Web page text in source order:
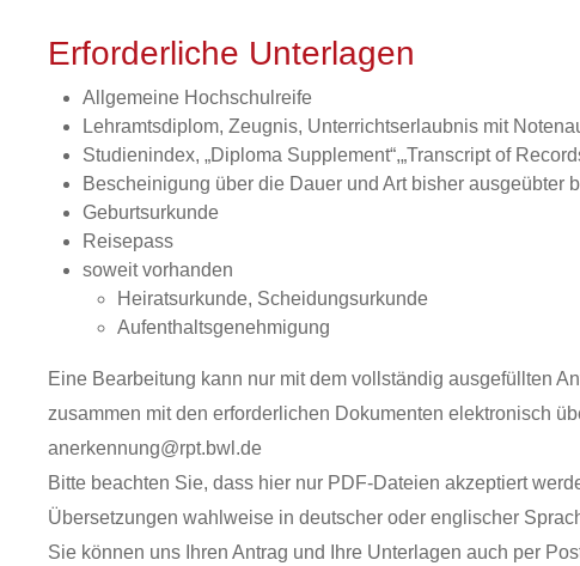
Erforderliche Unterlagen
Allgemeine Hochschulreife
Lehramtsdiplom, Zeugnis, Unterrichtserlaubnis mit
Studienindex, „Diploma Supplement“,„Transcript of
Bescheinigung über die Dauer und Art bisher
Geburtsurkunde
Reisepass
soweit vorhanden
Heiratsurkunde, Scheidungsurkunde
Aufenthaltsgenehmigung
Eine Bearbeitung kann nur mit dem vollständig ausgefüllten
zusammen mit den erforderlichen Dokumenten elektronisch
anerkennung@rpt.bwl.de
Bitte beachten Sie, dass hier nur PDF-Dateien akzeptiert
Übersetzungen wahlweise in deutscher oder englischer
Sie können uns Ihren Antrag und Ihre Unterlagen auch per